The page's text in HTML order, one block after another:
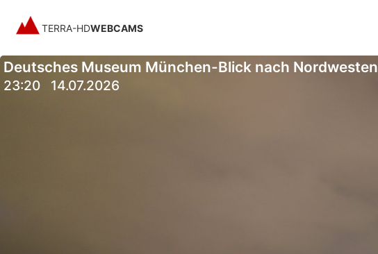
TERRA-HDWEBCAMS
Deutsches Museum München-Blick nach Nordwesten
23:20 14.07.2026